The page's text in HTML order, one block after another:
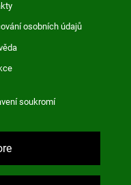
osobních údajů
soukromí